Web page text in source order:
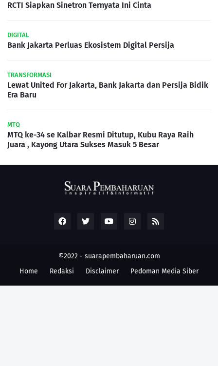
RCTI Siapkan Sinetron Ternyata Ini Cinta
DIGITAL
Bank Jakarta Perluas Ekosistem Digital Persija
TRANSFORMASI
Lewat United For Jakarta, Bank Jakarta dan Persija Bidik
Era Baru
MTQ
MTQ ke-34 se Kalbar Resmi Ditutup, Kubu Raya Raih
Juara , Kayong Utara Sukses Masuk 5 Besar
©2022 - suarapembaharuan.com
Home
Redaksi Disclaimer Pedoman Media Siber